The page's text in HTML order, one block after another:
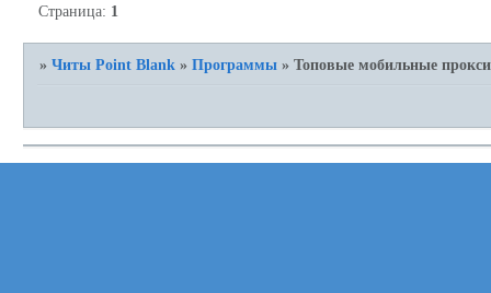
Страница: 1
»Читы Point Blank »Программы »Топовые мобильные